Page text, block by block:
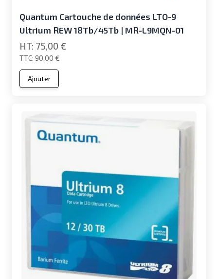
Quantum Cartouche de données LTO-9
Ultrium REW 18Tb/45Tb | MR-L9MQN-01
90,00 €
75,00 €
Ajouter